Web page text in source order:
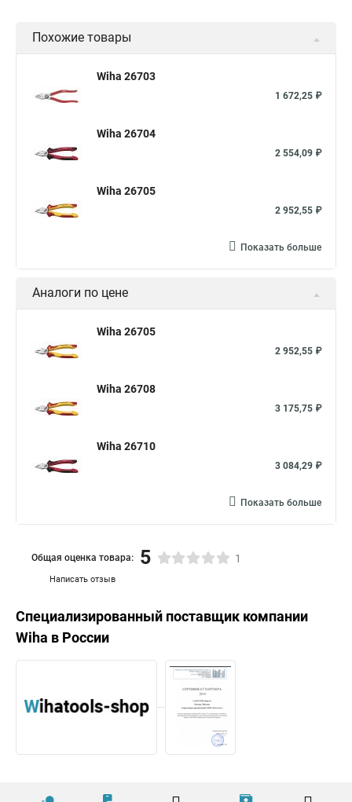
Похожие товары
Wiha 26703
1 672,25 ₽
Wiha 26704
2 554,09 ₽
Wiha 26705
2 952,55 ₽
Показать больше
Аналоги по цене
Wiha 26705
2 952,55 ₽
Wiha 26708
3 175,75 ₽
Wiha 26710
3 084,29 ₽
Показать больше
Написать отзыв
Общая оценка товара: 5 1
Специализированный поставщик компании
Wiha в России